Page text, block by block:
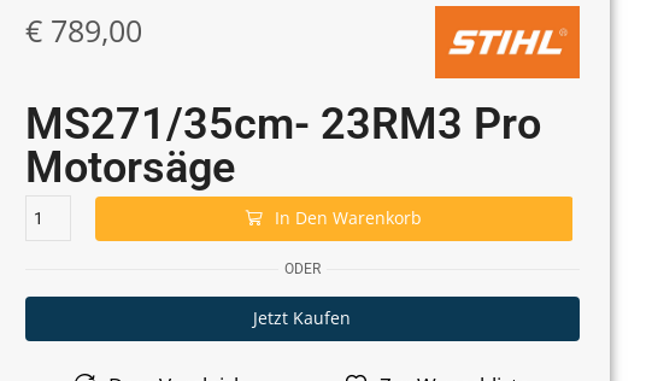
€789,00
MS271/35cm- 23RM3 Pro
Motorsäge
In Den Warenkorb
ODER
Jetzt Kaufen